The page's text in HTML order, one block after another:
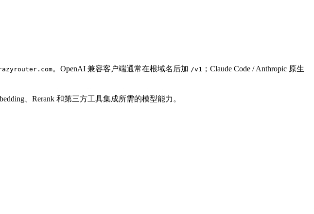
。OpenAI 兼容客户端通常在根域名后加 /v1
；Claude Code / Anthropic 原生
、Rerank 和第三方工具集成所需的模型能力。